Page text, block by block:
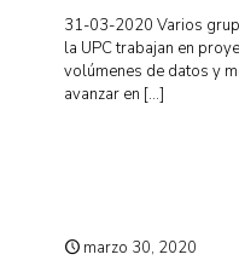
31-03-2020 Varios
la UPC trabajan en
volúmenes de datos y
avanzar en […]
marzo 30, 2020